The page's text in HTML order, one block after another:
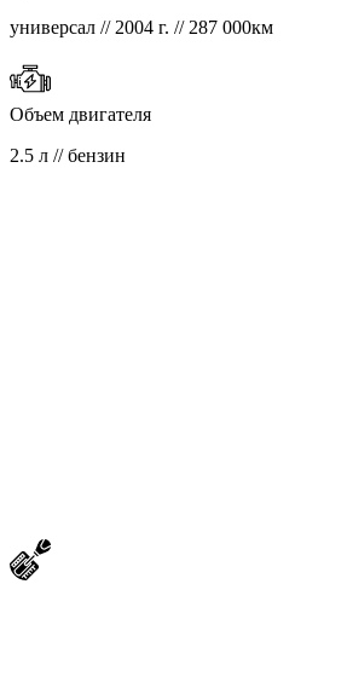
универсал // 2004 г. // 287 000км
Объем двигателя
2.5 л // бензин